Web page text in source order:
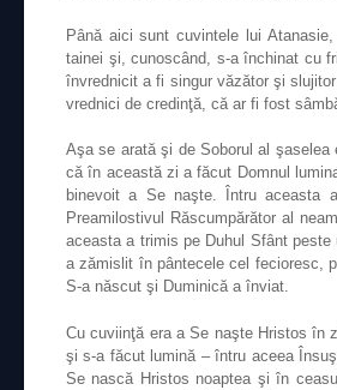
Până aici sunt cuvintele lui
tainei şi, cunoscând, s-a închinat cu
învrednicit a fi singur văzător şi
vrednici de credinţă, că ar fi fost
Aşa se arată şi de Soborul al
că în această zi a făcut Domnul
binevoit a Se naşte. Întru aceasta
Preamilostivul Răscumpărător al
aceasta a trimis pe Duhul Sfânt
a zămislit în pântecele cel fecioresc,
S-a născut şi Duminică a înviat.
Cu cuviinţă era a Se naşte Hristos în
şi s-a făcut lumină – întru aceea
Se nască Hristos noaptea şi în